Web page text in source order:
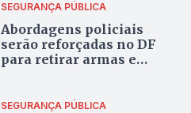
SEGURANÇA PÚBLICA
Abordagens policiais
serão reforçadas no DF
para retirar armas e
SEGURANÇA PÚBLICA